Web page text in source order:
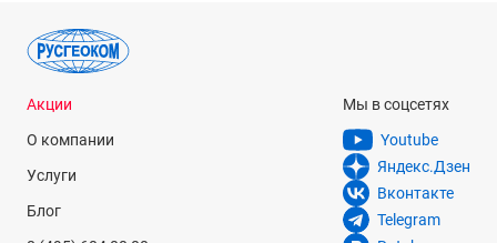
Акции
О компании
Услуги
Блог
Мы в соцсетях
Youtube
Яндекс.Дзен
Вконтакте
Telegram